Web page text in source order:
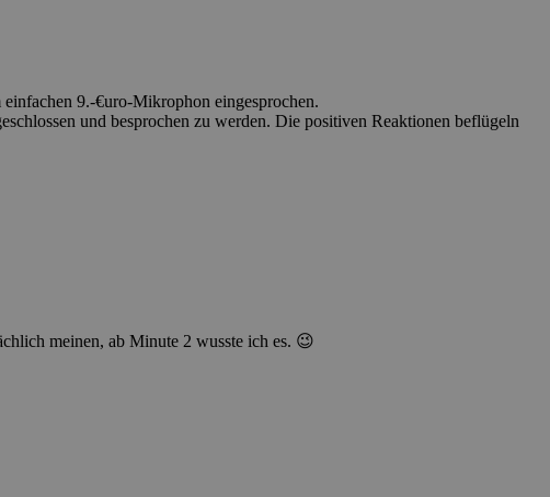
9.-€uro-Mikrophon eingesprochen.
und besprochen zu werden. Die positiven Reaktionen beflügeln
meinen, ab Minute 2 wusste ich es. 😉